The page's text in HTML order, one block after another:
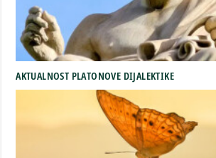
AKTUALNOST PLATONOVE DIJALEKTIKE